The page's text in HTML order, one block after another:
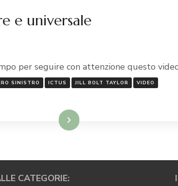
e universale
per seguire con attenzione questo
SINISTRO ICTUS JILL BOLT TAYLOR VIDEO
Leggi...
CATEGORIE: